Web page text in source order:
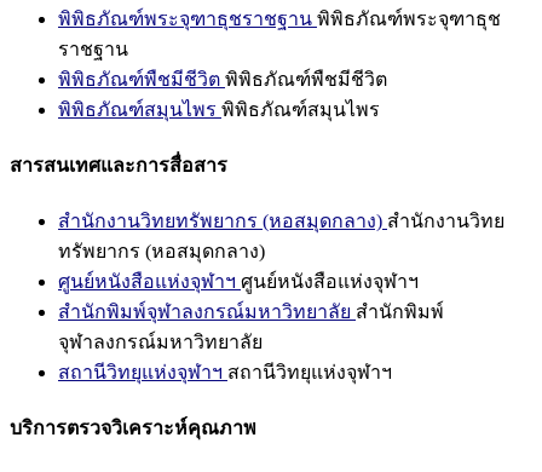
พิพิธภัณฑ์พระจุฑาธุชราชฐาน พิพิธภัณฑ์พระจุฑาธุช
ราชฐาน
พิพิธภัณฑ์พืชมีชีวิต พิพิธภัณฑ์พืชมีชีวิต
พิพิธภัณฑ์สมุนไพร พิพิธภัณฑ์สมุนไพร
สารสนเทศและการสื่อสาร
สำนักงานวิทยทรัพยากร (หอสมุดกลาง) สำนักงานวิทย
ทรัพยากร (หอสมุดกลาง)
ศูนย์หนังสือแห่งจุฬาฯ ศูนย์หนังสือแห่งจุฬาฯ
สำนักพิมพ์จุฬาลงกรณ์มหาวิทยาลัย สำนักพิมพ์
จุฬาลงกรณ์มหาวิทยาลัย
สถานีวิทยุแห่งจุฬาฯ สถานีวิทยุแห่งจุฬาฯ
บริการตรวจวิเคราะห์คุณภาพ